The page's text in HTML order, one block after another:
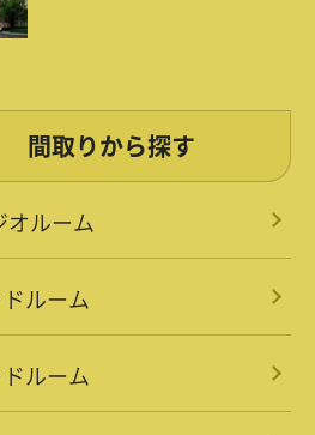
間取りから探す
オルーム
ドルーム
ルーム